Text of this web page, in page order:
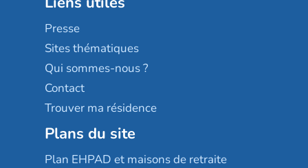
Sérénys
Résidences services Villa Médicis
Presse
Sites thématiques
Qui sommes-nous ?
Contact
Trouver ma résidence
Plans du site
Plan EHPAD et maisons de retraite